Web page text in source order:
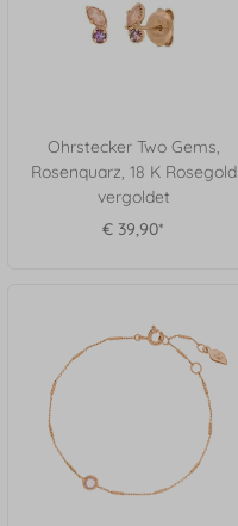
Ohrstecker Two Gems,
Rosenquarz, 18 K Rosegold
vergoldet
€ 39,90*